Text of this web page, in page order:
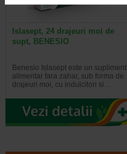
Islasept, 24 drajeuri moi de
supt, BENESIO
Benesio Islasept este un supliment
alimentar fara zahar, sub forma de
drajeuri moi, cu indulcitori si…